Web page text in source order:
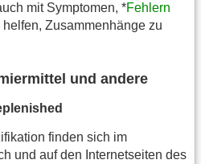
mit Symptomen, *Fehlern
helfen, Zusammenhänge zu
und andere
finden sich im
und auf den Internetseiten des